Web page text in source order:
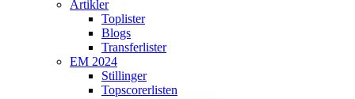
Artikler
Toplister
Blogs
Transferlister
EM 2024
Stillinger
Topscorerlisten